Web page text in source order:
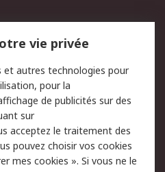
Sécurité des E-mails
Politique anti-
corruption
vie privée
et autres technologies pour
pour la
de publicités sur des
sur
acceptez le traitement des
pouvez choisir vos cookies
mes cookies ». Si vous ne le